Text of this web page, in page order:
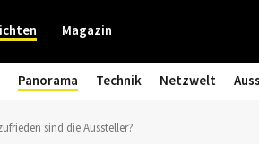
Magazin
Panorama Technik Netzwelt
sind die Aussteller?